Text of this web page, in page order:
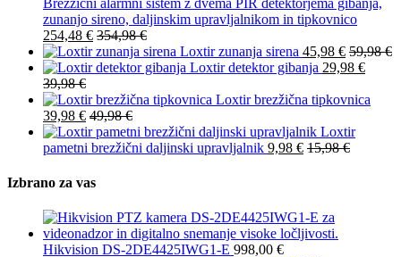
zunanjo sireno, daljinskim upravljalnikom in tipkovnico
254,48 € 354,98€
Loxtir zunanja sirena 45,98 € 59,98€
Loxtir detektor gibanja 29,98 €
39,98€
Loxtir brezžična tipkovnica
39,98 € 49,98€
Loxtir
pametni brezžični daljinski upravljalnik 9,98 € 15,98€
Izbrano za vas
Hikvision DS-2DE4425IWG1-E 998,00 €